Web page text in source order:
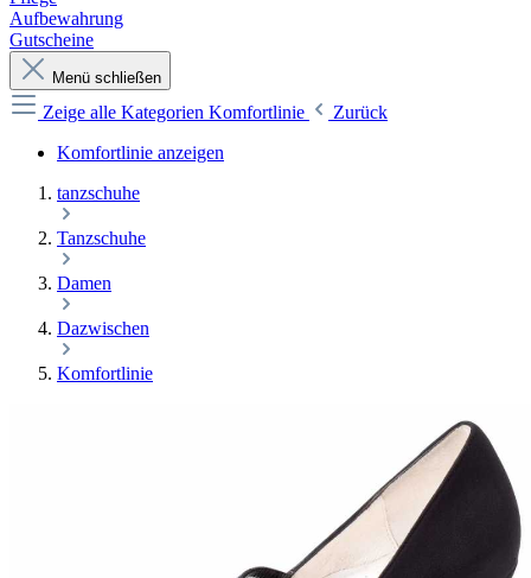
Aufbewahrung
Gutscheine
Menü schließen
Zeige alle Kategorien Komfortlinie
Zurück
Komfortlinie anzeigen
tanzschuhe
Tanzschuhe
Damen
Dazwischen
Komfortlinie